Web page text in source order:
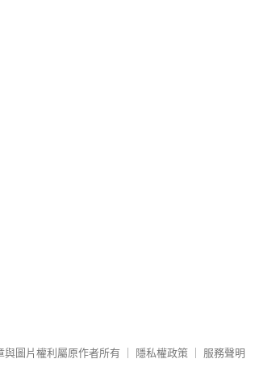
與圖片權利屬原作者所有 隱私權政策 服務聲明